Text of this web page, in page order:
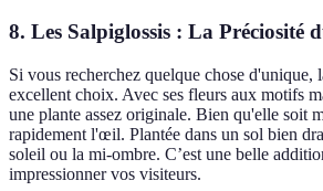
8. Les Salpiglossis : La Préciosité
Si vous recherchez quelque chose d'unique,
excellent choix. Avec ses fleurs aux motifs
une plante assez originale. Bien qu'elle soit
rapidement l'œil. Plantée dans un sol bien
soleil ou la mi-ombre. C’est une belle
impressionner vos visiteurs.